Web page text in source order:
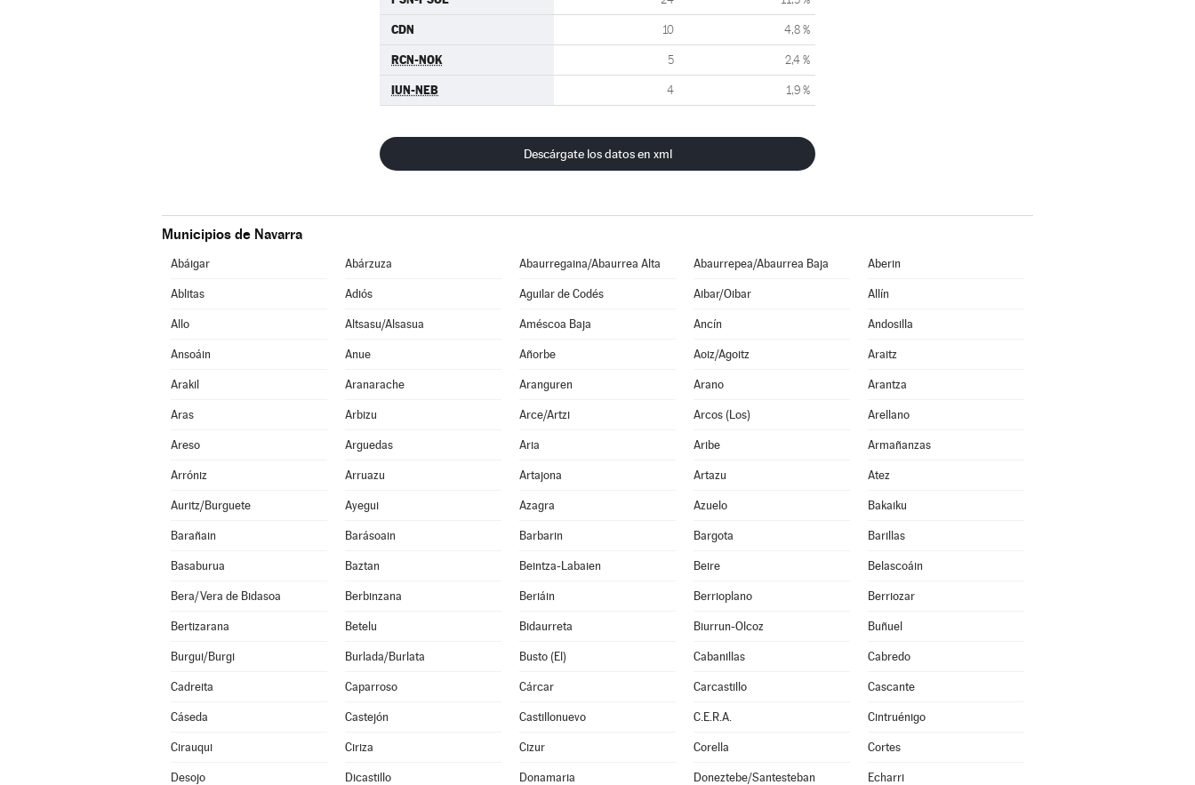
CDN 10 4,8 %
RCN-NOK 5 2,4 %
IUN-NEB 4 1,9 %
Descárgate los datos en xml
Municipios de Navarra
Abáigar Abárzuza Abaurregaina/Abaurrea Alta Abaurrepea/Abaurrea Baja Aberin
Ablitas Adiós Aguilar de Codés Aibar/Oibar Allín
Allo Altsasu/Alsasua Améscoa Baja Ancín Andosilla
Ansoáin Anue Añorbe Aoiz/Agoitz Araitz
Arakil Aranarache Aranguren Arano Arantza
Aras Arbizu Arce/Artzi Arcos (Los) Arellano
Areso Arguedas Aria Aribe Armañanzas
Arróniz Arruazu Artajona Artazu Atez
Auritz/Burguete Ayegui Azagra Azuelo Bakaiku
Barañain Barásoain Barbarin Bargota Barillas
Basaburua Baztan Beintza-Labaien Beire Belascoáin
Bera/Vera de Bidasoa Berbinzana Beriáin Berrioplano Berriozar
Bertizarana Betelu Bidaurreta Biurrun-Olcoz Buñuel
Burgui/Burgi Burlada/Burlata Busto (El) Cabanillas Cabredo
Cadreita Caparroso Cárcar Carcastillo Cascante
Cáseda Castejón Castillonuevo C.E.R.A. Cintruénigo
Cirauqui Ciriza Cizur Corella Cortes
Desojo Dicastillo Donamaria Doneztebe/Santesteban Echarri